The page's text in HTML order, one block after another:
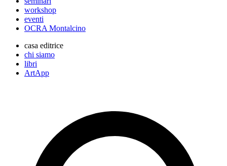
workshop
eventi
OCRA Montalcino
casa editrice
chi siamo
libri
ArtApp